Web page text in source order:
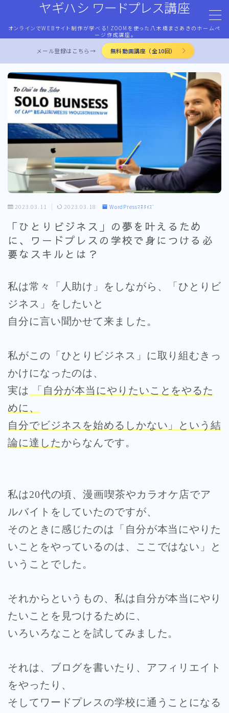
ヤギハシ ワードプレス講座
オンラインでWEBサイト制作が学べる！ZOOMを使った八木橋まさあきのホームペ
ージ作成講座。
MENU
HOME
ワードプレス・マネタイズ
ココナラ・ストアカ出品
LP作成術
PROFILE
メール登録はこちら→ 無料動画講座（全10回）
2023.03.11 2023.03.18 WordPressﾏﾈﾀｲｽﾞ
「ひとりビジネス」の夢を叶えるため
に、ワードプレスの学校で身につける必
要なスキルとは？
私は常々「人助け」をしながら、「ひとりビ
ジネス」をしたいと
自分に言い聞かせて来ました。
私がこの「ひとりビジネス」に取り組むきっ
かけになったのは、
実は
「自分が本当にやりたいことをやるた
めに、
自分でビジネスを始めるしかない」という結
論に達したからなんです。
私は20代の頃、漫画喫茶やカラオケ店でア
ルバイトをしていたのですが、
そのときに感じたのは「自分が本当にやりた
いことをやっているのは、ここではない」と
いうことでした。
それからというもの、私は自分が本当にやり
たいことを見つけるために、
いろいろなことを試してみました。
それは、ブログを書いたり、アフィリエイト
をやったり、
そしてワードプレスの学校に通うことになる